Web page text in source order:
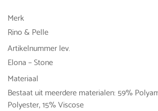
Merk
Rino & Pelle
Artikelnummer lev.
Elona – Stone
Materiaal
Bestaat uit meerdere materialen: 59%
Polyester, 15% Viscose